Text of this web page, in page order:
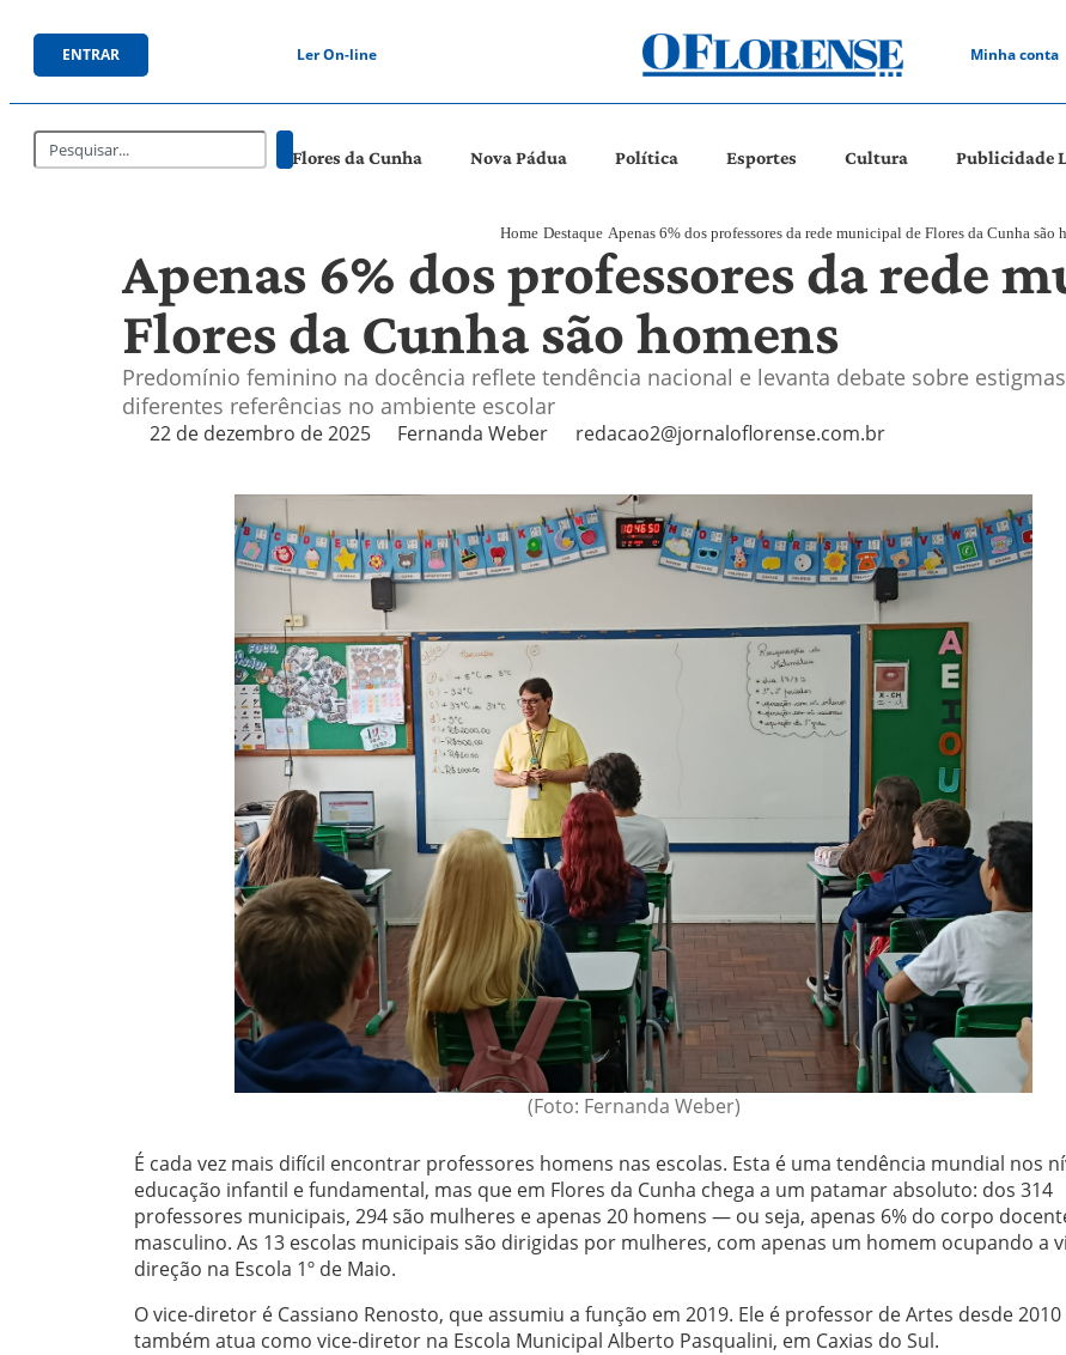
ENTRAR Ler On-line Minha conta
Flores da Cunha Nova Pádua Política Esportes Cultura Publicidade
Home Destaque Apenas 6% dos professores da rede municipal de Flores da Cunha são
Apenas 6% dos professores da rede
Flores da Cunha são homens
Predomínio feminino na docência reflete tendência nacional e levanta debate sobre
diferentes referências no ambiente escolar
22 de dezembro de 2025 Fernanda Weber redacao2@jornaloflorense.com.br
(Foto: Fernanda Weber)
É cada vez mais difícil encontrar professores homens nas escolas. Esta é uma tendência mundial nos
educação infantil e fundamental, mas que em Flores da Cunha chega a um patamar absoluto: dos 314
professores municipais, 294 são mulheres e apenas 20 homens — ou seja, apenas 6% do corpo
masculino. As 13 escolas municipais são dirigidas por mulheres, com apenas um homem ocupando a
direção na Escola 1º de Maio.
O vice-diretor é Cassiano Renosto, que assumiu a função em 2019. Ele é professor de Artes desde 2010
também atua como vice-diretor na Escola Municipal Alberto Pasqualini, em Caxias do Sul.